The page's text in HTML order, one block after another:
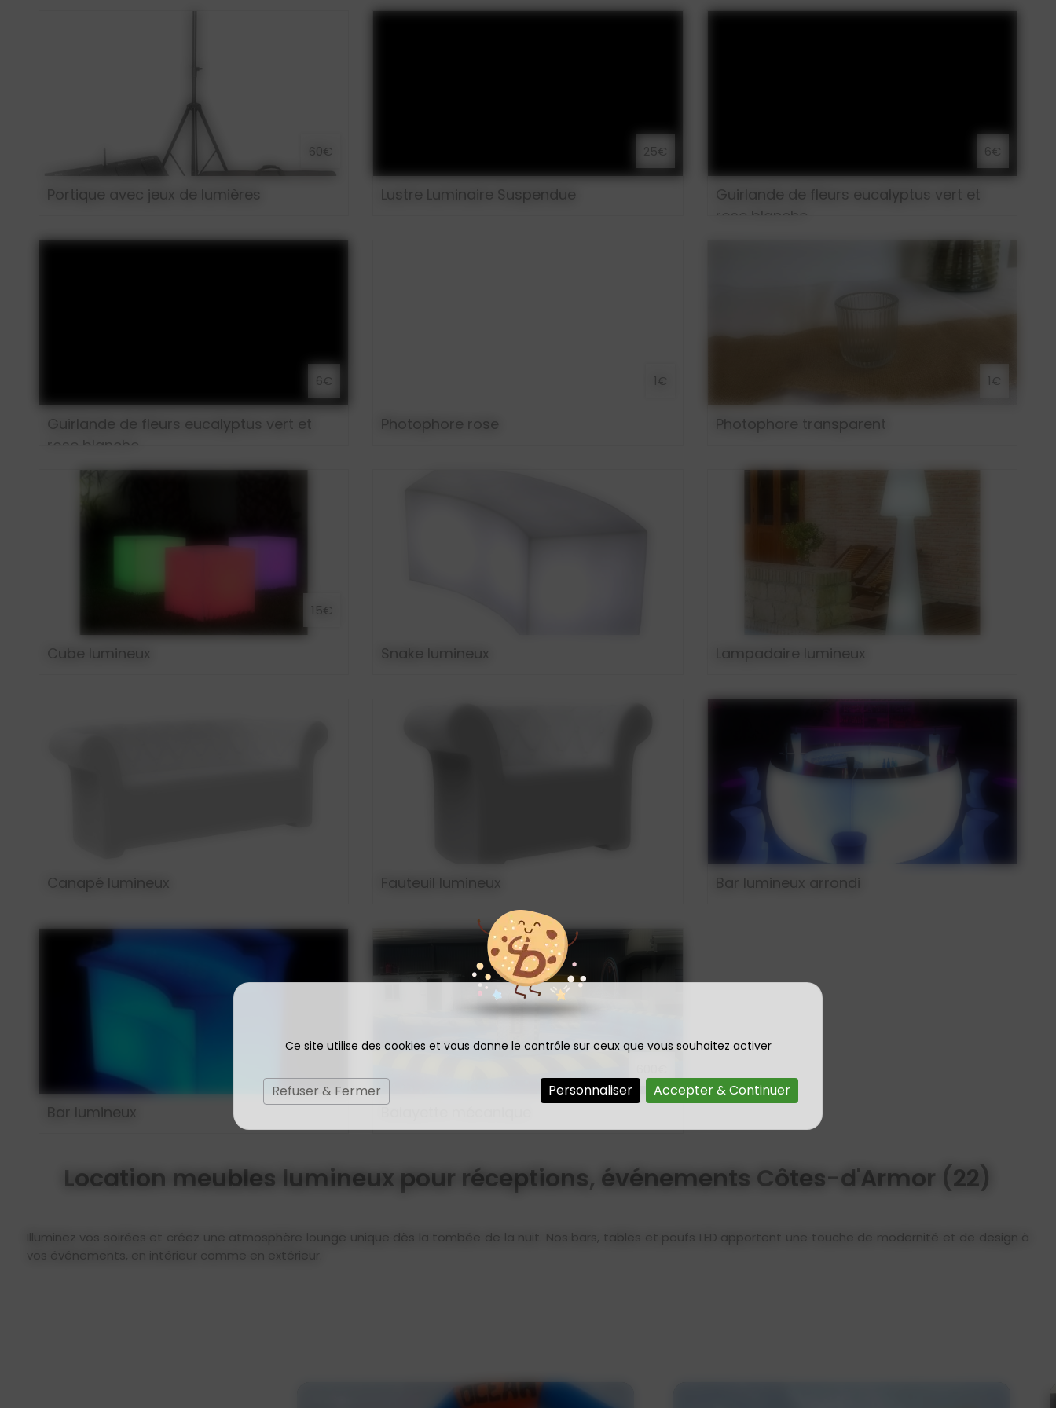
Ce site utilise des cookies et vous donne le contrôle sur ceux que vous souhaitez activer
Accepter & Continuer
Refuser & Fermer Personnaliser
60€
Portique avec jeux de lumières
25€
Lustre Luminaire Suspendue
6€
Guirlande de fleurs eucalyptus vert et
rose blanche
6€
Guirlande de fleurs eucalyptus vert et
rose blanche
1€
Photophore rose
1€
Photophore transparent
15€
Cube lumineux Snake lumineux Lampadaire lumineux
Canapé lumineux Fauteuil lumineux Bar lumineux arrondi
Bar lumineux
Location meubles lumineux pour réceptions, événements Côtes-d'Armor (22)
Illuminez vos soirées et créez une atmosphère lounge unique dès la tombée de la nuit. Nos bars, tables et poufs LED apportent une touche de modernité et de design à
vos événements, en intérieur comme en extérieur.